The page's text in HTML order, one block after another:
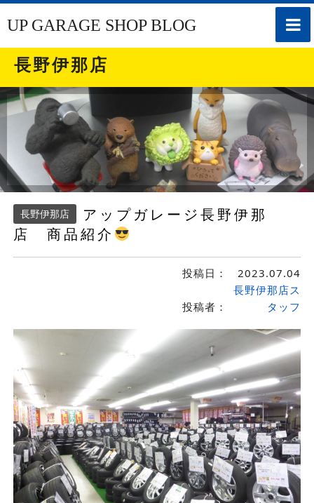
toggle
UP GARAGE SHOP BLOG
長野伊那店
長野伊那店
アップガレージ長野伊那
店 商品紹介
投稿日： 2023.07.04
投稿者：
長野伊那店ス
タッフ